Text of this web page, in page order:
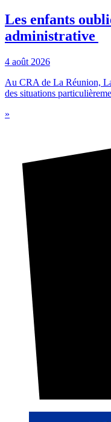
Les enfants
administrative
4 août 2026
Au CRA de La Réunion,
des situations
»